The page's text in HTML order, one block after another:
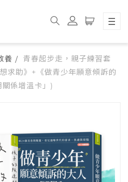
養
青春起步走，親子練習套
求助》+《做青少年願意傾訴的
係增溫卡」)